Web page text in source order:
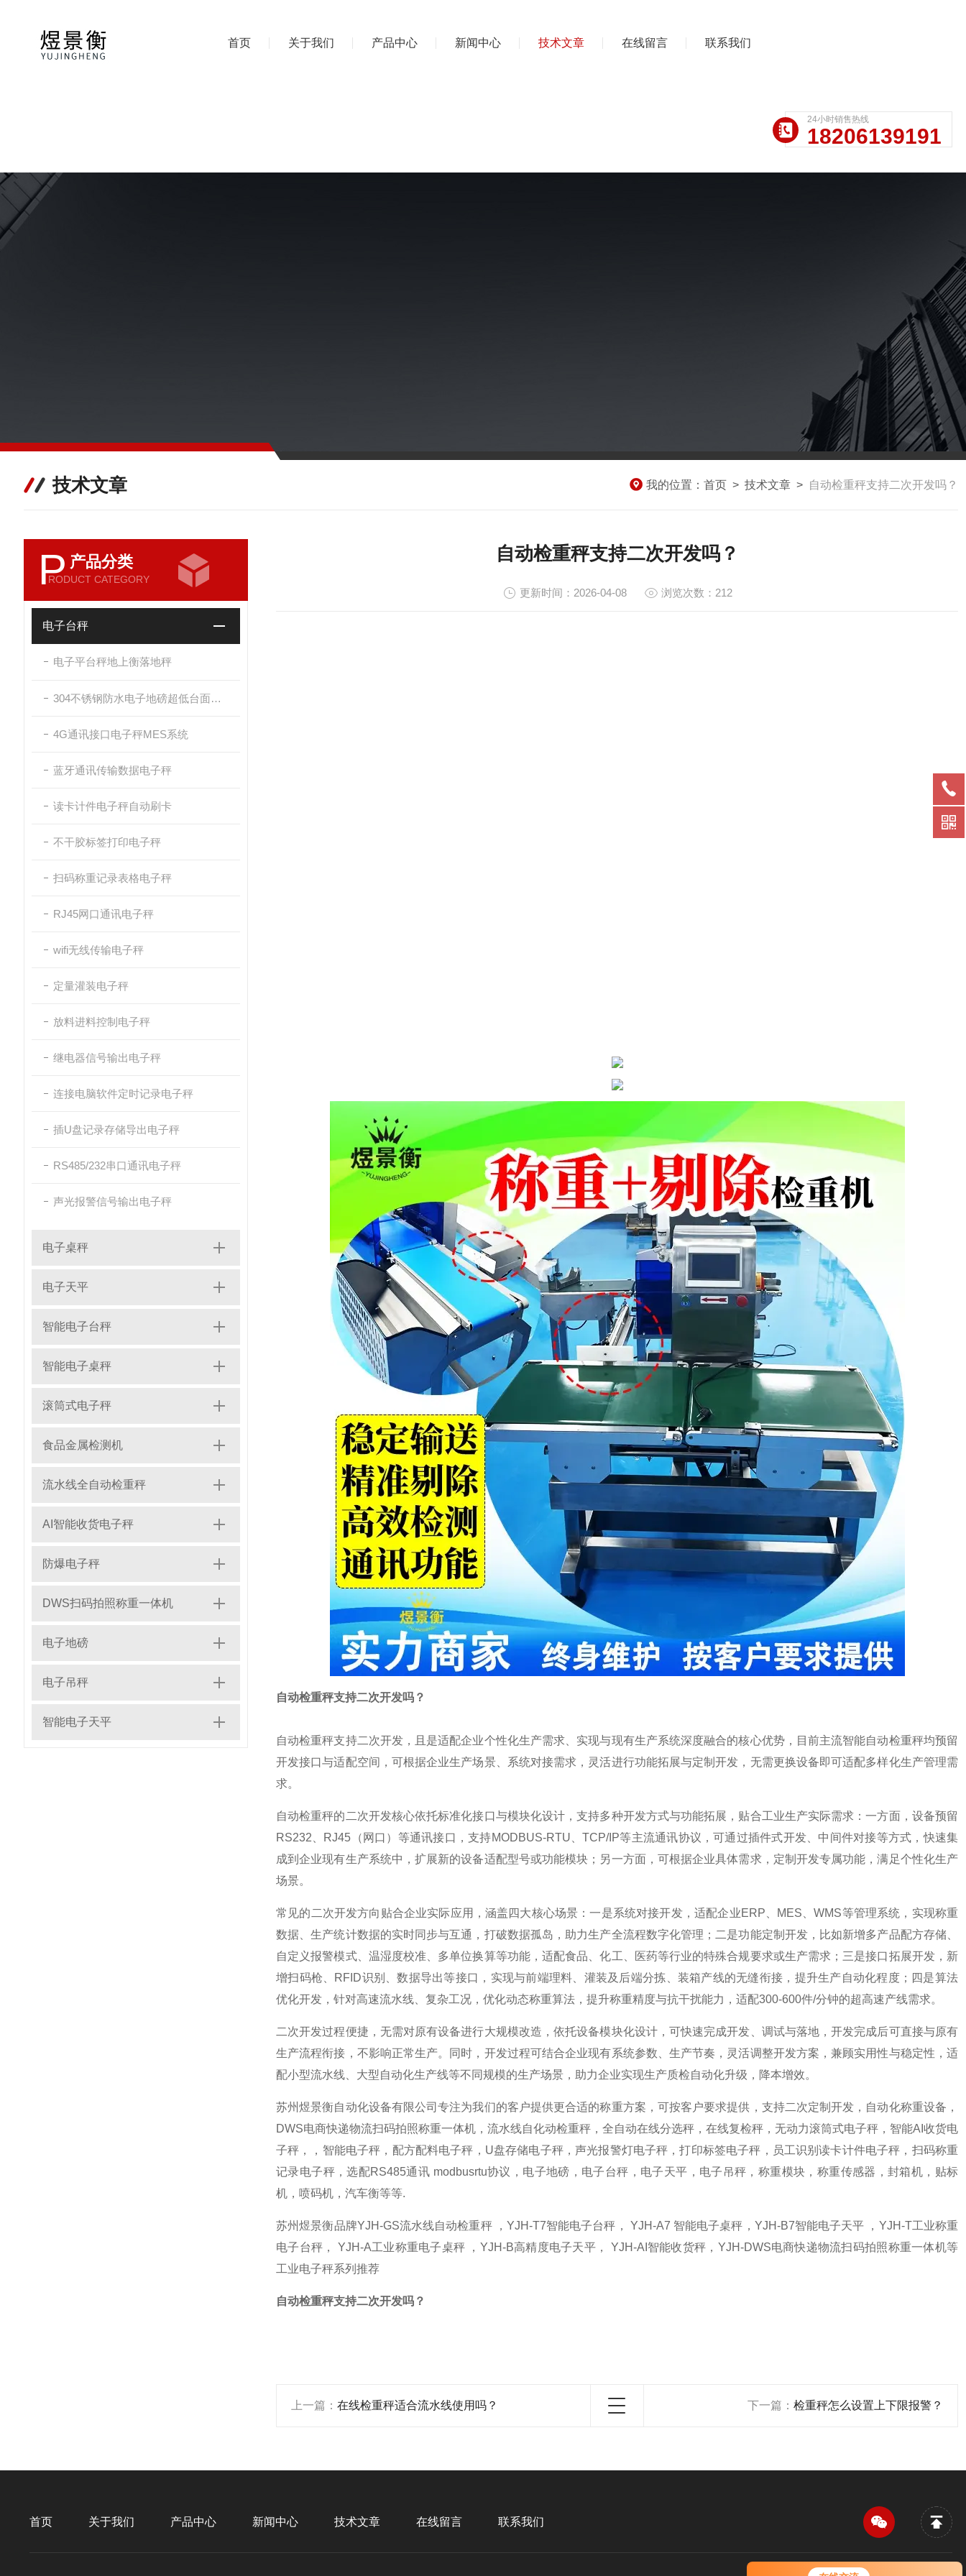
您好！欢迎前来咨询，很高兴为您
首页 关于我们 产品中心 新闻中心 技术文章 在线留言 联系我们
24小时销售热线
18206139191
技术文章 我的位置： 首页 > 技术文章 > 自动检重秤支持二次开发吗？
P 产品分类
RODUCT CATEGORY
电子台秤
电子平台秤地上衡落地秤
304不锈钢防水电子地磅超低台面带斜坡
4G通讯接口电子秤MES系统
蓝牙通讯传输数据电子秤
读卡计件电子秤自动刷卡
不干胶标签打印电子秤
扫码称重记录表格电子秤
RJ45网口通讯电子秤
wifi无线传输电子秤
定量灌装电子秤
放料进料控制电子秤
继电器信号输出电子秤
连接电脑软件定时记录电子秤
插U盘记录存储导出电子秤
RS485/232串口通讯电子秤
声光报警信号输出电子秤
电子桌秤
电子天平
智能电子台秤
智能电子桌秤
滚筒式电子秤
食品金属检测机
流水线全自动检重秤
AI智能收货电子秤
防爆电子秤
DWS扫码拍照称重一体机
电子地磅
电子吊秤
智能电子天平
自动检重秤支持二次开发吗？
更新时间：2026-04-08 浏览次数：212
自动检重秤支持二次开发吗？
自动检重秤支持二次开发，且是适配企业个性化生产需求、实现与现有生产系统深度融合的核心优势，目前主流智能自动检重秤均预留
开发接口与适配空间，可根据企业生产场景、系统对接需求，灵活进行功能拓展与定制开发，无需更换设备即可适配多样化生产管理需
求。
自动检重秤的二次开发核心依托标准化接口与模块化设计，支持多种开发方式与功能拓展，贴合工业生产实际需求：一方面，设备预留
RS232、RJ45（网口）等通讯接口，支持MODBUS-RTU、TCP/IP等主流通讯协议，可通过插件式开发、中间件对接等方式，快速集
成到企业现有生产系统中，扩展新的设备适配型号或功能模块；另一方面，可根据企业具体需求，定制开发专属功能，满足个性化生产
场景。
常见的二次开发方向贴合企业实际应用，涵盖四大核心场景：一是系统对接开发，适配企业ERP、MES、WMS等管理系统，实现称重
数据、生产统计数据的实时同步与互通，打破数据孤岛，助力生产全流程数字化管理；二是功能定制开发，比如新增多产品配方存储、
自定义报警模式、温湿度校准、多单位换算等功能，适配食品、化工、医药等行业的特殊合规要求或生产需求；三是接口拓展开发，新
增扫码枪、RFID识别、数据导出等接口，实现与前端理料、灌装及后端分拣、装箱产线的无缝衔接，提升生产自动化程度；四是算法
优化开发，针对高速流水线、复杂工况，优化动态称重算法，提升称重精度与抗干扰能力，适配300-600件/分钟的超高速产线需求。
二次开发过程便捷，无需对原有设备进行大规模改造，依托设备模块化设计，可快速完成开发、调试与落地，开发完成后可直接与原有
生产流程衔接，不影响正常生产。同时，开发过程可结合企业现有系统参数、生产节奏，灵活调整开发方案，兼顾实用性与稳定性，适
配小型流水线、大型自动化生产线等不同规模的生产场景，助力企业实现生产质检自动化升级，降本增效。
苏州煜景衡自动化设备有限公司专注为我们的客户提供更合适的称重方案，可按客户要求提供，支持二次定制开发，自动化称重设备，
DWS电商快递物流扫码拍照称重一体机，流水线自化动检重秤，全自动在线分选秤，在线复检秤，无动力滚筒式电子秤，智能AI收货电
子秤，，智能电子秤，配方配料电子秤，U盘存储电子秤，声光报警灯电子秤，打印标签电子秤，员工识别读卡计件电子秤，扫码称重
记录电子秤，选配RS485通讯 modbusrtu协议，电子地磅，电子台秤，电子天平，电子吊秤，称重模块，称重传感器，封箱机，贴标
机，喷码机，汽车衡等等.
苏州煜景衡品牌YJH-GS流水线自动检重秤 ，YJH-T7智能电子台秤， YJH-A7 智能电子桌秤，YJH-B7智能电子天平 ，YJH-T工业称重
电子台秤， YJH-A工业称重电子桌秤 ，YJH-B高精度电子天平， YJH-AI智能收货秤，YJH-DWS电商快递物流扫码拍照称重一体机等
工业电子秤系列推荐
自动检重秤支持二次开发吗？
上一篇： 在线检重秤适合流水线使用吗？ 下一篇： 检重秤怎么设置上下限报警？
首页 关于我们 产品中心 新闻中心 技术文章 在线留言 联系我们